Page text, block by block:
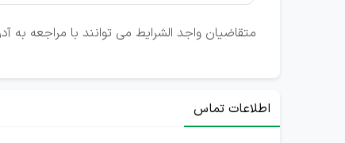
متقاضیان واجد الشرایط می توانند با مراجعه
اطلاعات تماس